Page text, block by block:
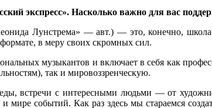
экспресс». Насколько важно для вас
Лунстрема» — авт.) — это, конечно,
в меру своих скромных сил.
музыкантов и включает в себя как
так и мировоззренческую.
встречи с интересными людьми — от
мире событий. Как раз здесь мы стараемся